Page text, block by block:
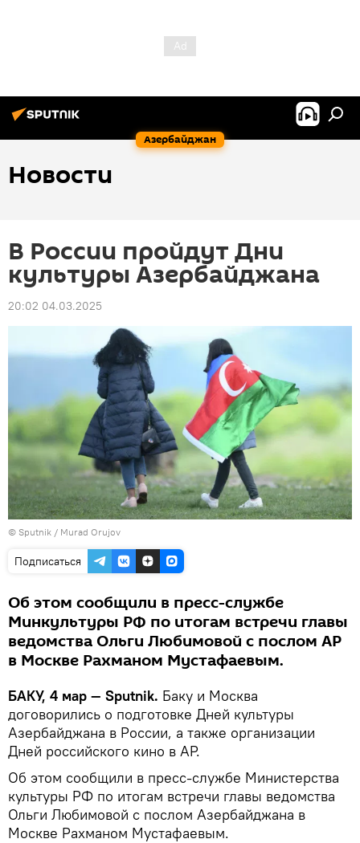
Азербайджан
Новости
В России пройдут Дни
культуры Азербайджана
20:02 04.03.2025
© Sputnik / Murad Orujov
Подписаться
Об этом сообщили в пресс-службе
Минкультуры РФ по итогам встречи главы
ведомства Ольги Любимовой с послом АР
в Москве Рахманом Мустафаевым.
БАКУ, 4 мар — Sputnik. Баку и Москва
договорились о подготовке Дней культуры
Азербайджана в России, а также организации
Дней российского кино в АР.
Об этом сообщили в пресс-службе Министерства
культуры РФ по итогам встречи главы ведомства
Ольги Любимовой с послом Азербайджана в
Москве Рахманом Мустафаевым.